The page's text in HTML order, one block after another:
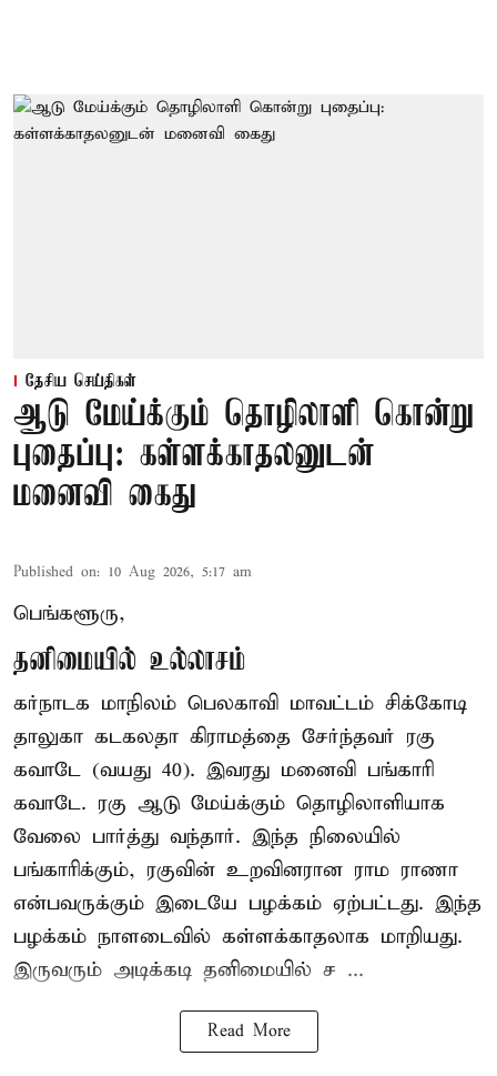
தேசிய செய்திகள்
ஆடு மேய்க்கும் தொழிலாளி கொன்று
புதைப்பு: கள்ளக்காதலனுடன்
மனைவி கைது
Published on: 10 Aug 2026, 5:17 am
பெங்களூரு,
தனிமையில் உல்லாசம்
கர்நாடக மாநிலம் பெலகாவி மாவட்டம் சிக்கோடி
தாலுகா கடகலதா கிராமத்தை சேர்ந்தவர் ரகு
கவாடே (வயது 40). இவரது மனைவி பங்காரி
கவாடே. ரகு ஆடு மேய்க்கும் தொழிலாளியாக
வேலை பார்த்து வந்தார். இந்த நிலையில்
பங்காரிக்கும், ரகுவின் உறவினரான ராம ராணா
என்பவருக்கும் இடையே பழக்கம் ஏற்பட்டது. இந்த
பழக்கம் நாளடைவில் கள்ளக்காதலாக மாறியது.
இருவரும் அடிக்கடி தனிமையில் ச ...
Read More